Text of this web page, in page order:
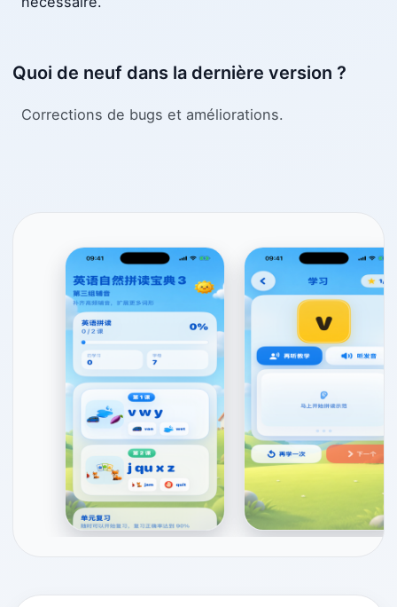
Quoi de neuf dans la dernière version ?
Corrections de bugs et améliorations.